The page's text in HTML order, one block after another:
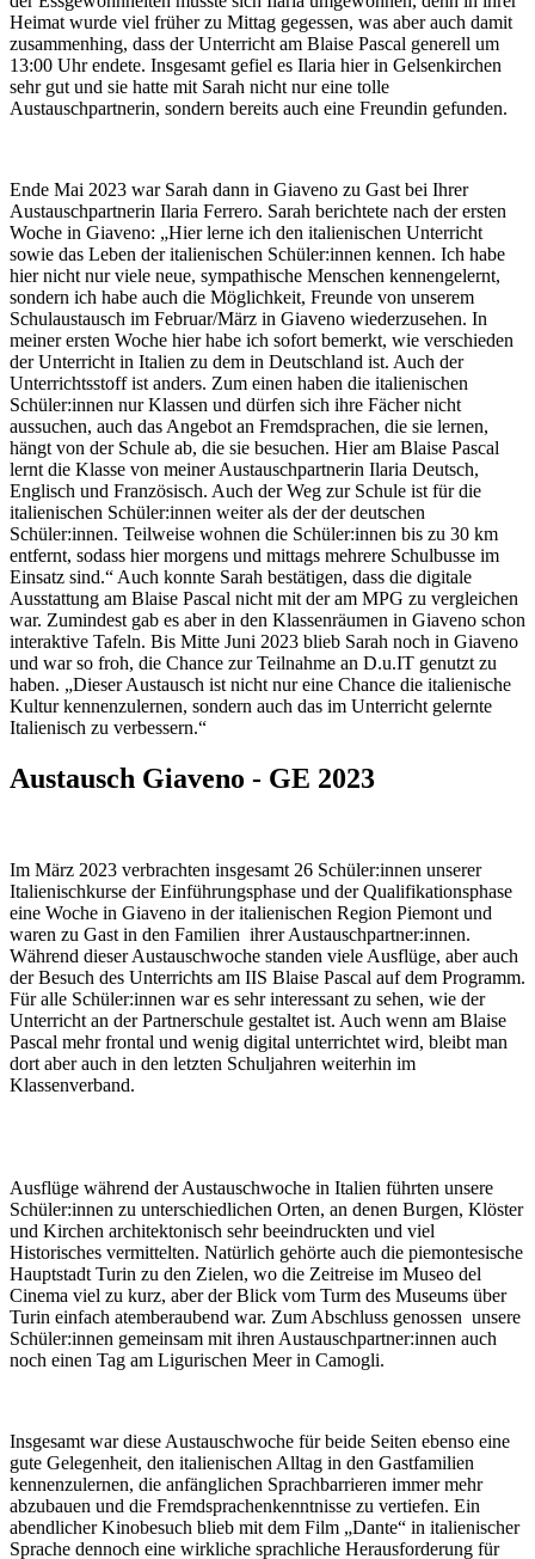
Heimat wurde viel früher zu Mittag gegessen, was aber auch damit
zusammenhing, dass der Unterricht am Blaise Pascal generell um
13:00 Uhr endete. Insgesamt gefiel es Ilaria hier in Gelsenkirchen
sehr gut und sie hatte mit Sarah nicht nur eine tolle
Austauschpartnerin, sondern bereits auch eine Freundin gefunden.
Ende Mai 2023 war Sarah dann in Giaveno zu Gast bei Ihrer
Austauschpartnerin Ilaria Ferrero. Sarah berichtete nach der ersten
Woche in Giaveno: „Hier lerne ich den italienischen Unterricht
sowie das Leben der italienischen Schüler:innen kennen. Ich habe
hier nicht nur viele neue, sympathische Menschen kennengelernt,
sondern ich habe auch die Möglichkeit, Freunde von unserem
Schulaustausch im Februar/März in Giaveno wiederzusehen. In
meiner ersten Woche hier habe ich sofort bemerkt, wie verschieden
der Unterricht in Italien zu dem in Deutschland ist. Auch der
Unterrichtsstoff ist anders. Zum einen haben die italienischen
Schüler:innen nur Klassen und dürfen sich ihre Fächer nicht
aussuchen, auch das Angebot an Fremdsprachen, die sie lernen,
hängt von der Schule ab, die sie besuchen. Hier am Blaise Pascal
lernt die Klasse von meiner Austauschpartnerin Ilaria Deutsch,
Englisch und Französisch. Auch der Weg zur Schule ist für die
italienischen Schüler:innen weiter als der der deutschen
Schüler:innen. Teilweise wohnen die Schüler:innen bis zu 30 km
entfernt, sodass hier morgens und mittags mehrere Schulbusse im
Einsatz sind.“ Auch konnte Sarah bestätigen, dass die digitale
Ausstattung am Blaise Pascal nicht mit der am MPG zu vergleichen
war. Zumindest gab es aber in den Klassenräumen in Giaveno schon
interaktive Tafeln. Bis Mitte Juni 2023 blieb Sarah noch in Giaveno
und war so froh, die Chance zur Teilnahme an D.u.IT genutzt zu
haben. „Dieser Austausch ist nicht nur eine Chance die italienische
Kultur kennenzulernen, sondern auch das im Unterricht gelernte
Italienisch zu verbessern.“
Austausch Giaveno - GE 2023
Im März 2023 verbrachten insgesamt 26 Schüler:innen unserer
Italienischkurse der Einführungsphase und der Qualifikationsphase
eine Woche in Giaveno in der italienischen Region Piemont und
waren zu Gast in den Familien ihrer Austauschpartner:innen.
Während dieser Austauschwoche standen viele Ausflüge, aber auch
der Besuch des Unterrichts am IIS Blaise Pascal auf dem Programm.
Für alle Schüler:innen war es sehr interessant zu sehen, wie der
Unterricht an der Partnerschule gestaltet ist. Auch wenn am Blaise
Pascal mehr frontal und wenig digital unterrichtet wird, bleibt man
dort aber auch in den letzten Schuljahren weiterhin im
Klassenverband.
Ausflüge während der Austauschwoche in Italien führten unsere
Schüler:innen zu unterschiedlichen Orten, an denen Burgen, Klöster
und Kirchen architektonisch sehr beeindruckten und viel
Historisches vermittelten. Natürlich gehörte auch die piemontesische
Hauptstadt Turin zu den Zielen, wo die Zeitreise im Museo del
Cinema viel zu kurz, aber der Blick vom Turm des Museums über
Turin einfach atemberaubend war. Zum Abschluss genossen unsere
Schüler:innen gemeinsam mit ihren Austauschpartner:innen auch
noch einen Tag am Ligurischen Meer in Camogli.
Insgesamt war diese Austauschwoche für beide Seiten ebenso eine
gute Gelegenheit, den italienischen Alltag in den Gastfamilien
kennenzulernen, die anfänglichen Sprachbarrieren immer mehr
abzubauen und die Fremdsprachenkenntnisse zu vertiefen. Ein
abendlicher Kinobesuch blieb mit dem Film „Dante“ in italienischer
Sprache dennoch eine wirkliche sprachliche Herausforderung für